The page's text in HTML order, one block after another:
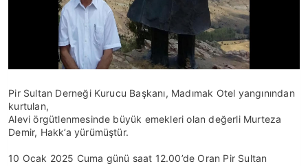
Pir Sultan Derneği Kurucu Başkanı, Madımak Otel yangınından
kurtulan,
Alevi örgütlenmesinde büyük emekleri olan değerli Murteza
Demir, Hakk’a yürümüştür.
10 Ocak 2025 Cuma günü saat 12.00’de Oran Pir Sultan